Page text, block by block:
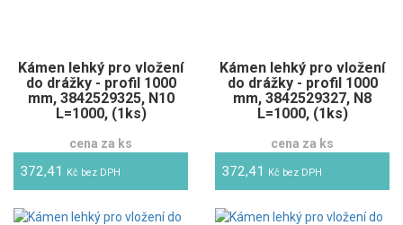
Kámen lehký pro vložení
do drážky - profil 1000
mm, 3842529325, N10
L=1000, (1ks)
cena za ks
372,41 Kč bez DPH
Kámen lehký pro vložení
do drážky - profil 1000
mm, 3842529327, N8
L=1000, (1ks)
cena za ks
372,41 Kč bez DPH